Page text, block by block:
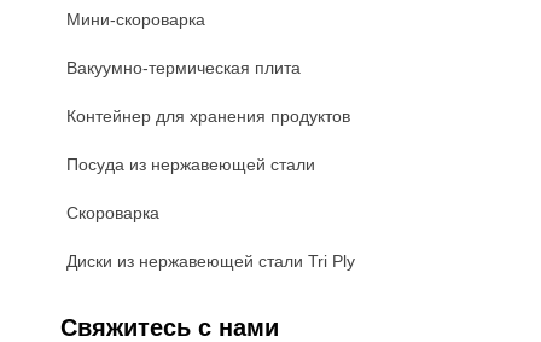
Мини-скороварка
Вакуумно-термическая плита
Контейнер для хранения продуктов
Посуда из нержавеющей стали
Скороварка
Диски из нержавеющей стали Tri Ply
Свяжитесь с нами